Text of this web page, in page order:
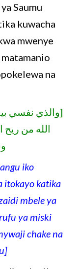
Saumu
kuwacha
mwenye
na
[والذي نفسي
الله من
iko
itokayo katika
mbele ya
ya miski
chake na